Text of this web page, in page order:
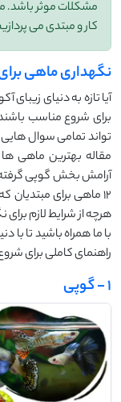
کار و مبتدی می
نگهداری ماهی
آیا تازه به دنیای زیبای
برای شروع مناسب
تواند تمامی سوال
مقاله بهترین ماهی ها
آرامش بخش گوپی گرفته
12 ماهی برای
هرچه از شرایط لازم برای
با ما همراه باشید تا
راهنمای کاملی برای
1 - گوپی